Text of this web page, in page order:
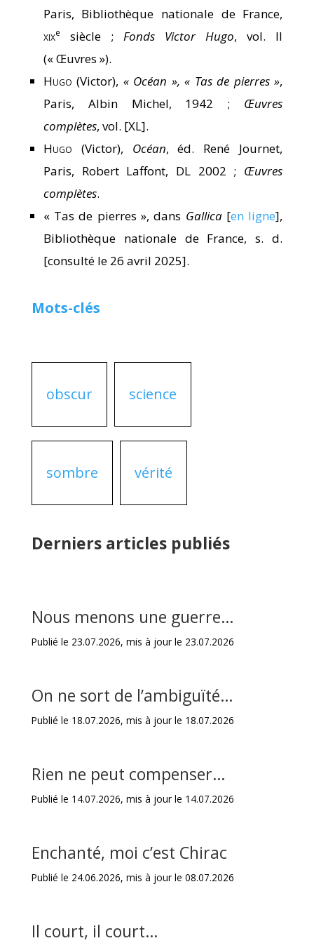
Paris, Bibliothèque nationale de France,
xixe siècle ; Fonds Victor Hugo, vol. II
(« Œuvres »).
Hugo (Victor), « Océan », « Tas de pierres »,
Paris, Albin Michel, 1942 ; Œuvres
complètes, vol. [XL].
Hugo (Victor), Océan, éd. René Journet,
Paris, Robert Laffont, DL 2002 ; Œuvres
complètes.
« Tas de pierres », dans Gallica[en ligne],
Bibliothèque nationale de France, s. d.
[consulté le 26 avril 2025].
Mots-clés
obscur science
sombre vérité
Derniers articles publiés
Nous menons une guerre…
Publié le 23.07.2026, mis à jour le 23.07.2026
On ne sort de l’ambiguïté…
Publié le 18.07.2026, mis à jour le 18.07.2026
Rien ne peut compenser…
Publié le 14.07.2026, mis à jour le 14.07.2026
Enchanté, moi c’est Chirac
Publié le 24.06.2026, mis à jour le 08.07.2026
Il court, il court…